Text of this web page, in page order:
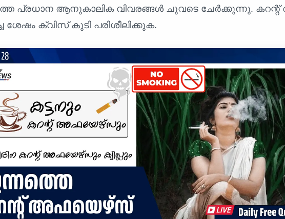
പ്രധാന ആനുകാലിക വിവരങ്ങൾ ചുവടെ ചേർക്കുന്നു. കറന്റ്
ശേഷം ക്വിസ് കുടി പരിശീലിക്കുക.